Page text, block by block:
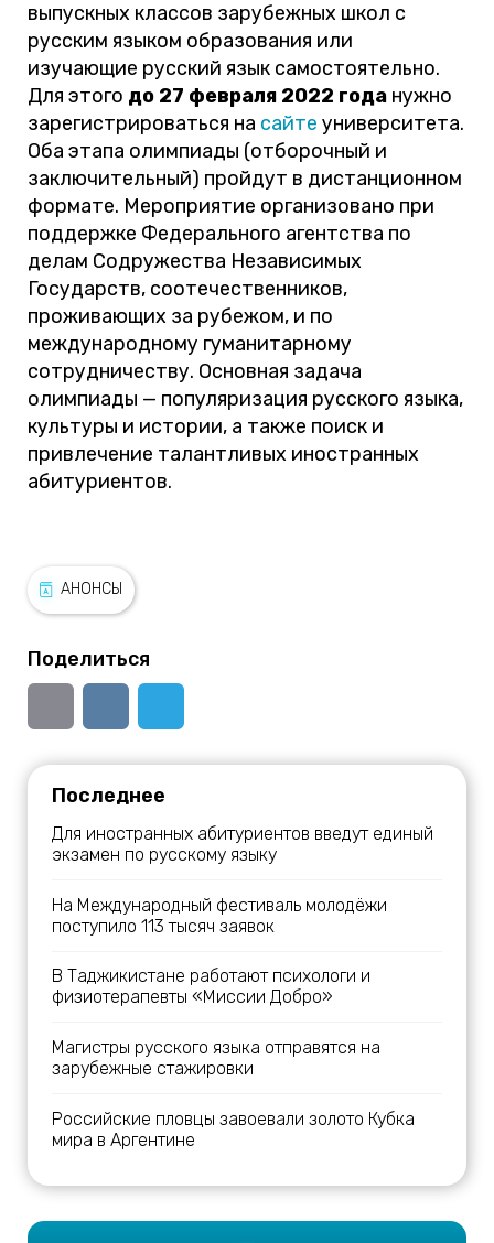
выпускных классов зарубежных школ с
русским языком образования или
изучающие русский язык самостоятельно.
Для этого до 27 февраля 2022 года нужно
зарегистрироваться на сайте университета.
Оба этапа олимпиады (отборочный и
заключительный) пройдут в дистанционном
формате. Мероприятие организовано при
поддержке Федерального агентства по
делам Содружества Независимых
Государств, соотечественников,
проживающих за рубежом, и по
международному гуманитарному
сотрудничеству. Основная задача
олимпиады — популяризация русского языка,
культуры и истории, а также поиск и
привлечение талантливых иностранных
абитуриентов.
АНОНСЫ
Поделиться
Последнее
Для иностранных абитуриентов введут единый
экзамен по русскому языку
На Международный фестиваль молодёжи
поступило 113 тысяч заявок
В Таджикистане работают психологи и
физиотерапевты «Миссии Добро»
Магистры русского языка отправятся на
зарубежные стажировки
Российские пловцы завоевали золото Кубка
мира в Аргентине